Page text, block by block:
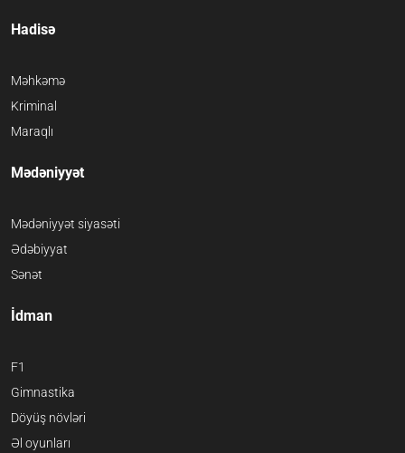
Hadisə
Məhkəmə
Kriminal
Maraqlı
Mədəniyyət
Mədəniyyət siyasəti
Ədəbiyyat
Sənət
İdman
F1
Gimnastika
Döyüş növləri
Əl oyunları